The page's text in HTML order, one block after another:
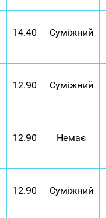
14.40 Суміжний
12.90 Суміжний
12.90 Немає
12.90 Суміжний